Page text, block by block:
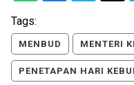
Tags:
MENBUD MENTERI
PENETAPAN HARI